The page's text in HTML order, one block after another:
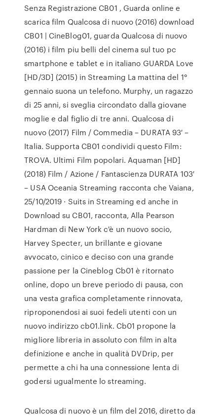
Senza Registrazione CB01 , Guarda online e
scarica film Qualcosa di nuovo (2016) download
CB01 | CineBlog01, guarda Qualcosa di nuovo
(2016) i film piu belli del cinema sul tuo pc
smartphone e tablet e in italiano GUARDA Love
[HD/3D] (2015) in Streaming La mattina del 1°
gennaio suona un telefono. Murphy, un ragazzo
di 25 anni, si sveglia circondato dalla giovane
moglie e dal figlio di tre anni. Qualcosa di
nuovo (2017) Film / Commedia – DURATA 93′ –
Italia. Supporta CB01 condividi questo Film:
TROVA. Ultimi Film popolari. Aquaman [HD]
(2018) Film / Azione / Fantascienza DURATA 103′
– USA Oceania Streaming racconta che Vaiana,
25/10/2019 · Suits in Streaming ed anche in
Download su CB01, racconta, Alla Pearson
Hardman di New York c'è un nuovo socio,
Harvey Specter, un brillante e giovane
avvocato, cinico e deciso con una grande
passione per la Cineblog Cb01 è ritornato
online, dopo un breve periodo di pausa, con
una vesta grafica completamente rinnovata,
riproponendosi ai suoi fedeli utenti con un
nuovo indirizzo cb01.link. Cb01 propone la
migliore libreria in assoluto con film in alta
definizione e anche in qualità DVDrip, per
permette a chi ha una connessione lenta di
godersi ugualmente lo streaming.
Qualcosa di nuovo è un film del 2016, diretto da